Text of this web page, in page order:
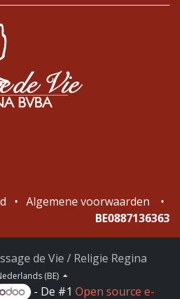
• Algemene voorwaarden
•
BE0887136363
de Vie / Religie Regina
(BE)
- De #1 Open source e-